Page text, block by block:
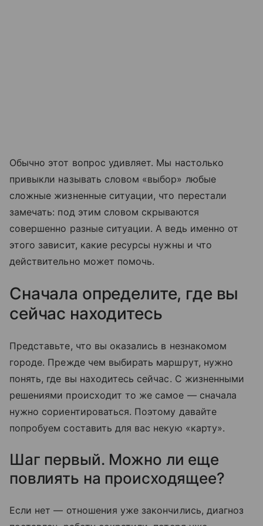
Обычно этот вопрос удивляет. Мы настолько
привыкли называть словом «выбор» любые
сложные жизненные ситуации, что перестали
замечать: под этим словом скрываются
совершенно разные ситуации. А ведь именно от
этого зависит, какие ресурсы нужны и что
действительно может помочь.
Сначала определите, где вы
сейчас находитесь
Представьте, что вы оказались в незнакомом
городе. Прежде чем выбирать маршрут, нужно
понять, где вы находитесь сейчас. С жизненными
решениями происходит то же самое — сначала
нужно сориентироваться. Поэтому давайте
попробуем составить для вас некую «карту».
Шаг первый. Можно ли еще
повлиять на происходящее?
Если нет — отношения уже закончились, диагноз